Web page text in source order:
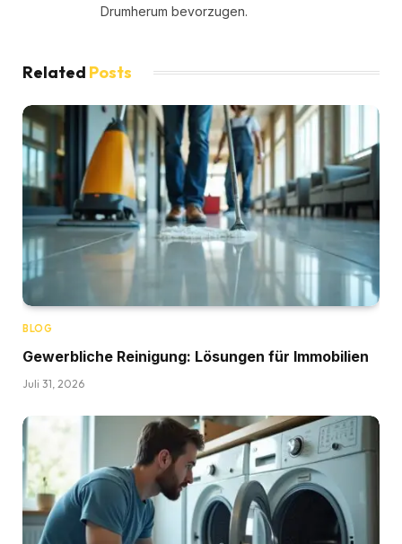
Drumherum bevorzugen.
Related Posts
BLOG
Gewerbliche Reinigung: Lösungen für Immobilien
Juli 31, 2026